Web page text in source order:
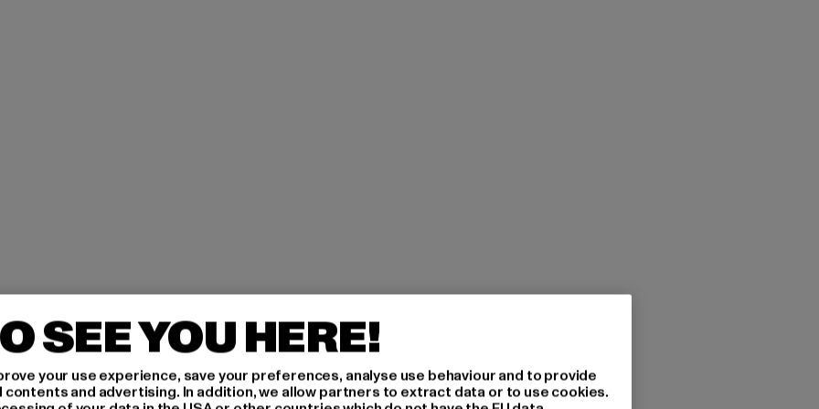
SEE YOU HERE!
your use experience, save your preferences, analyse use behaviour and to provide
and advertising. In addition, we allow partners to extract data or to use cookies.